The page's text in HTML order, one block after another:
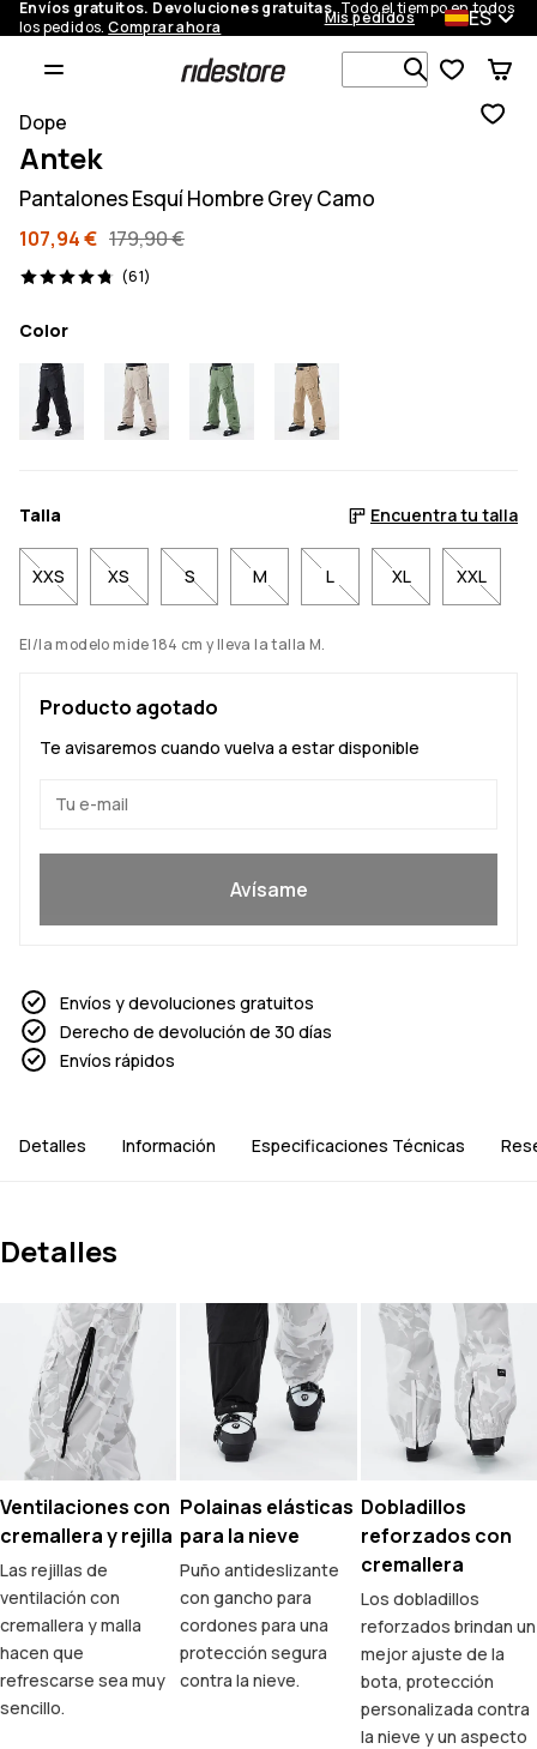
Envíos gratuitos. Devoluciones gratuitas.Todo el tiempo en todos
los pedidos.Comprar ahora Mis pedidos ES
Busca en
Dope
Antek
Pantalones Esquí Hombre Grey Camo
107,94 € 179,90 €
(61)
61 opiniones, 4.8/5
Color
Talla Encuentra tu talla
XXS XS S M L XL XXL
El/la modelo mide 184 cm y lleva la talla M.
Producto agotado
Te avisaremos cuando vuelva a estar disponible
Avísame
Envíos y devoluciones gratuitos
Derecho de devolución de 30 días
Envíos rápidos
Detalles Información Especificaciones Técnicas
Detalles
Ventilaciones con
cremallera y rejilla
Las rejillas de
ventilación con
cremallera y malla
hacen que
refrescarse sea muy
sencillo.
Polainas elásticas
para la nieve
Puño antideslizante
con gancho para
cordones para una
protección segura
contra la nieve.
Dobladillos
reforzados con
cremallera
Los dobladillos
reforzados brindan un
mejor ajuste de la
bota, protección
personalizada contra
la nieve y un aspecto